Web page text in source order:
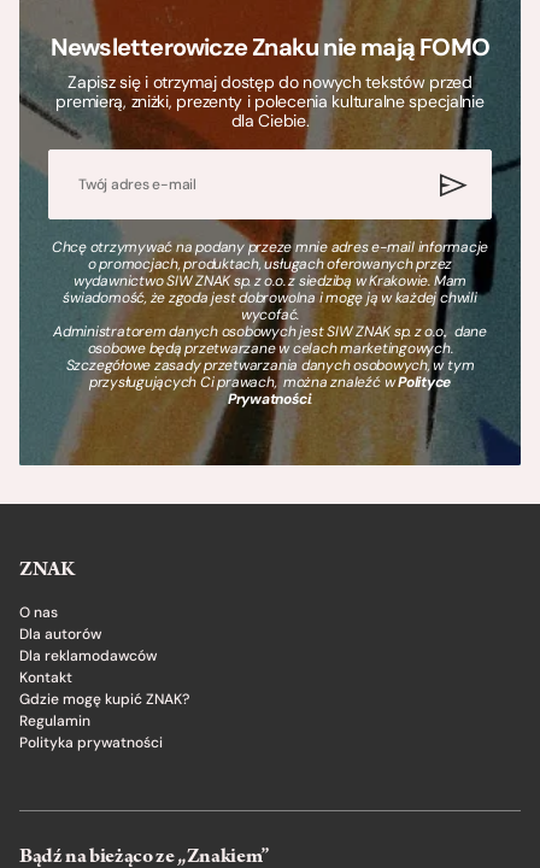
Newsletterowicze Znaku nie mają FOMO
Zapisz się i otrzymaj dostęp do nowych tekstów przed
premierą, zniżki, prezenty i polecenia kulturalne specjalnie
dla Ciebie.
Chcę otrzymywać na podany przeze mnie adres e-mail informacje
o promocjach, produktach, usługach oferowanych przez
wydawnictwo SIW ZNAK sp. z o.o. z siedzibą w Krakowie. Mam
świadomość, że zgoda jest dobrowolna i mogę ją w każdej chwili
wycofać.
Administratorem danych osobowych jest SIW ZNAK sp. z o.o., dane
osobowe będą przetwarzane w celach marketingowych.
Szczegółowe zasady przetwarzania danych osobowych, w tym
przysługujących Ci prawach, można znaleźć wPolityce
Prywatności.
ZNAK
O nas
Dla autorów
Dla reklamodawców
Kontakt
Gdzie mogę kupić ZNAK?
Regulamin
Polityka prywatności
Bądź na bieżąco ze „Znakiem”